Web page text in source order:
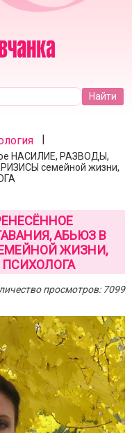
|
НАСИЛИЕ, РАЗВОДЫ,
семейной жизни,
АБЬЮЗ В
ЖИЗНИ,
просмотров: 7099